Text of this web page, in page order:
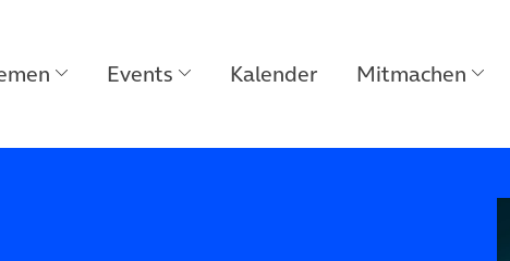
Events Kalender Mitmachen